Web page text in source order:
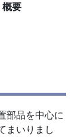
概要
部品を中心に
まいりまし